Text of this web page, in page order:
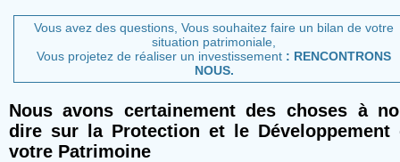
Vous avez des questions, Vous souhaitez faire un bilan de votre
situation patrimoniale,
Vous projetez de réaliser un investissement : RENCONTRONS
NOUS.
Nous avons certainement des choses à
dire sur la Protection et le Développement
votre Patrimoine